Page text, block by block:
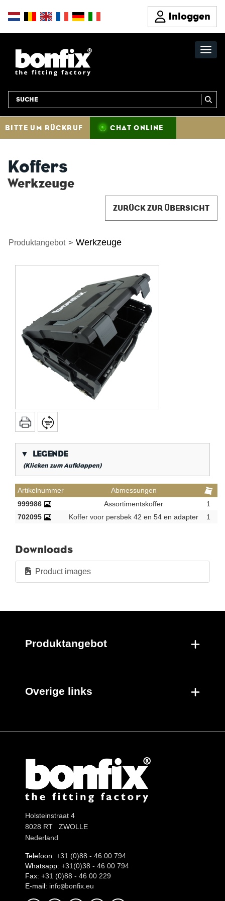
Inloggen
BITTE UM RÜCKRUF CHAT ONLINE
Koffers
Werkzeuge
ZURÜCK ZUR ÜBERSICHT
Produktangebot > Werkzeuge
▼ LEGENDE
(Klicken zum Aufklappen)
*
Kegeliges Rohrgewinde
**
Langes Innenrohrgewinde
KVBG
De Koninklijke Vereniging van Belgische
AN
Tin
CR
Poliertes Chrom
Artikelnummer
Abmessungen
999986
Assortimentskoffer 1
702095
Koffer voor persbek 42 en 54 en adapter 1
Downloads
Product images
Produktangebot
Overige links
Holsteinstraat 4
8028 RT ZWOLLE
Nederland
Telefoon: +31 (0)88 - 46 00 794
Whatsapp: +31(0)38 - 46 00 794
Fax: +31 (0)88 - 46 00 229
E-mail: info@bonfix.eu